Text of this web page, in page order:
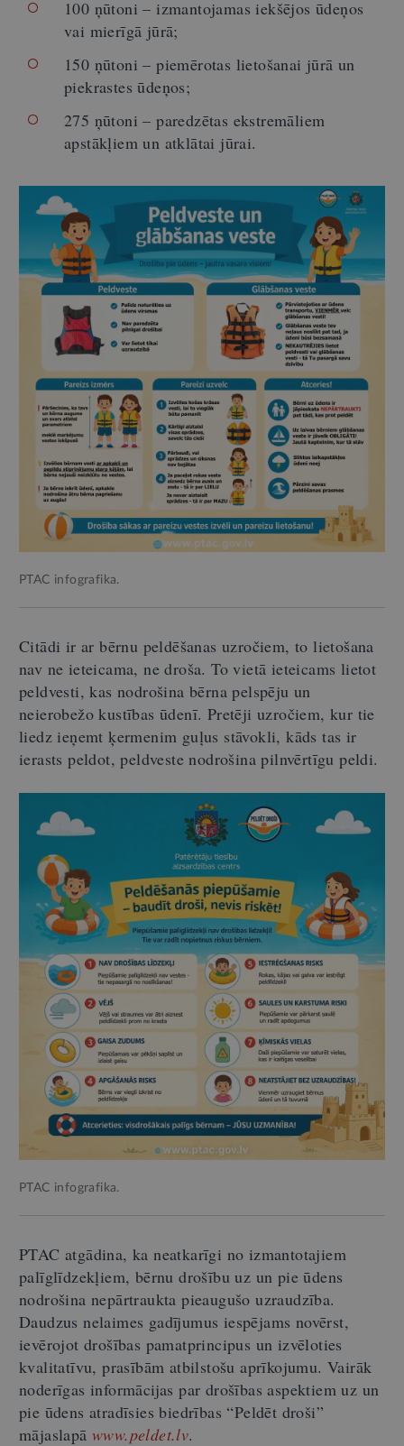
100 ņūtoni – izmantojamas iekšējos ūdeņos
vai mierīgā jūrā;
150 ņūtoni – piemērotas lietošanai jūrā un
piekrastes ūdeņos;
275 ņūtoni – paredzētas ekstremāliem
apstākļiem un atklātai jūrai.
PTAC infografika.
Citādi ir ar bērnu peldēšanas uzročiem, to lietošana
nav ne ieteicama, ne droša. To vietā ieteicams lietot
peldvesti, kas nodrošina bērna pelspēju un
neierobežo kustības ūdenī. Pretēji uzročiem, kur tie
liedz ieņemt ķermenim guļus stāvokli, kāds tas ir
ierasts peldot, peldveste nodrošina pilnvērtīgu peldi.
PTAC infografika.
PTAC atgādina, ka neatkarīgi no izmantotajiem
palīglīdzekļiem, bērnu drošību uz un pie ūdens
nodrošina nepārtraukta pieaugušo uzraudzība.
Daudzus nelaimes gadījumus iespējams novērst,
ievērojot drošības pamatprincipus un izvēloties
kvalitatīvu, prasībām atbilstošu aprīkojumu. Vairāk
noderīgas informācijas par drošības aspektiem uz un
pie ūdens atradīsies biedrības “Peldēt droši”
mājaslapāwww.peldet.lv.